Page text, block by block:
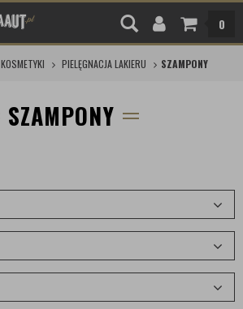
0
KOSMETYKI PIELĘGNACJA LAKIERU SZAMPONY
SZAMPONY